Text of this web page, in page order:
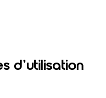
d’utilisation